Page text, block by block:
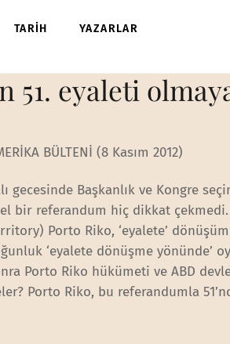
TARİH YAZARLAR
51. eyaleti
BÜLTENİ (8 Kasım 2012)
gecesinde Başkanlık ve Kongre
bir referandum hiç dikkat çekmedi.
Porto Riko, ‘eyalete’
‘eyalete dönüşme yönünde’
Porto Riko hükümeti ve ABD
Porto Riko, bu referandumla